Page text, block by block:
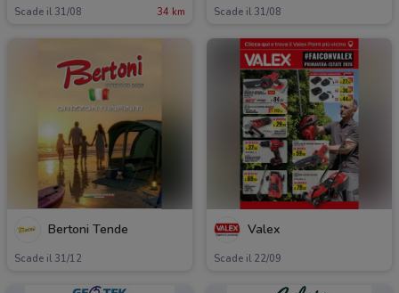
Scade il 31/08 34 km Scade il 31/08
Bertoni Tende
Scade il 31/12
Valex
Scade il 22/09